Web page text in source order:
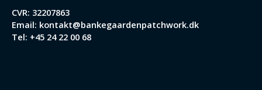
CVR: 32207863
Email: kontakt@bankegaardenpatchwork.dk
Tel: +45 24 22 00 68